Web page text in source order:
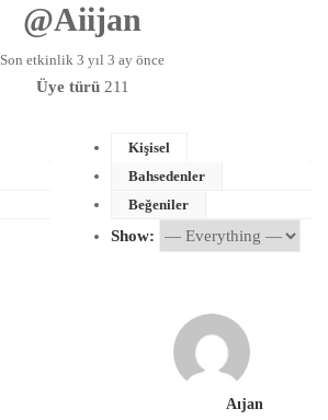
@aiijan
Son etkinlik 3 yıl 3 ay önce
Üye türü 211
Kişisel
Bahsedenler
Beğeniler
Show:
Aıjan